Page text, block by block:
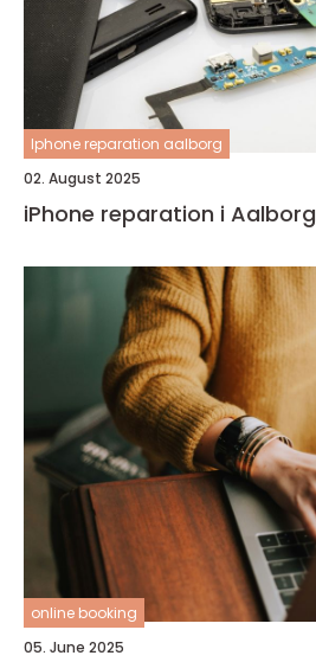
Iphone reparation aalborg
02. August 2025
iPhone reparation i Aalborg
online booking
05. June 2025